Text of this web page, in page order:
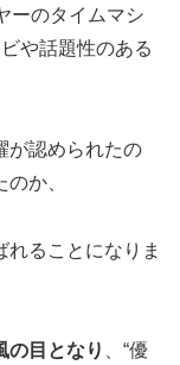
ーのタイムマシ
や話題性のある
が認められたの
か、
れることになりま
の目となり
、“優